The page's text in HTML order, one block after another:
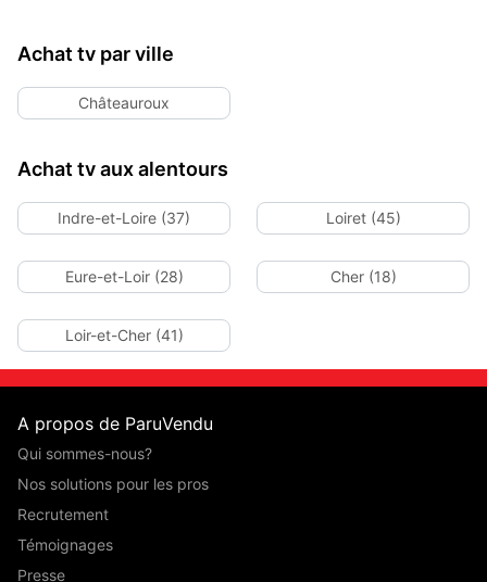
Achat tv par ville
Châteauroux
Achat tv aux alentours
Indre-et-Loire (37) Loiret (45)
Eure-et-Loir (28) Cher (18)
Loir-et-Cher (41)
A propos de ParuVendu
Qui sommes-nous?
Nos solutions pour les pros
Recrutement
Témoignages
Presse